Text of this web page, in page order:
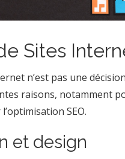
Sites
n’est pas une
raisons, notamment
SEO.
et design